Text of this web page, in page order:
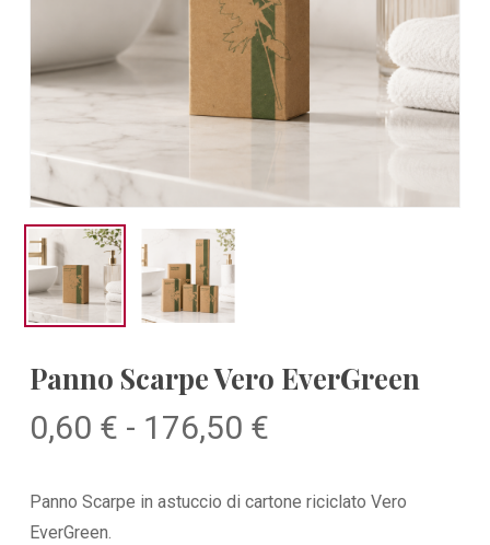
Panno Scarpe Vero EverGreen
0,60 € - 176,50 €Fascia
prezzo:
Panno Scarpe in astuccio di cartone riciclato Vero
EverGreen.